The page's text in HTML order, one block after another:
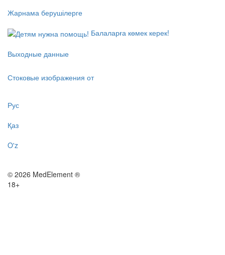
Жарнама берушілерге
Балаларға көмек керек!
Выходные данные
Стоковые изображения от
Рус
Қаз
O'z
© 2026 MedElement ®
18+